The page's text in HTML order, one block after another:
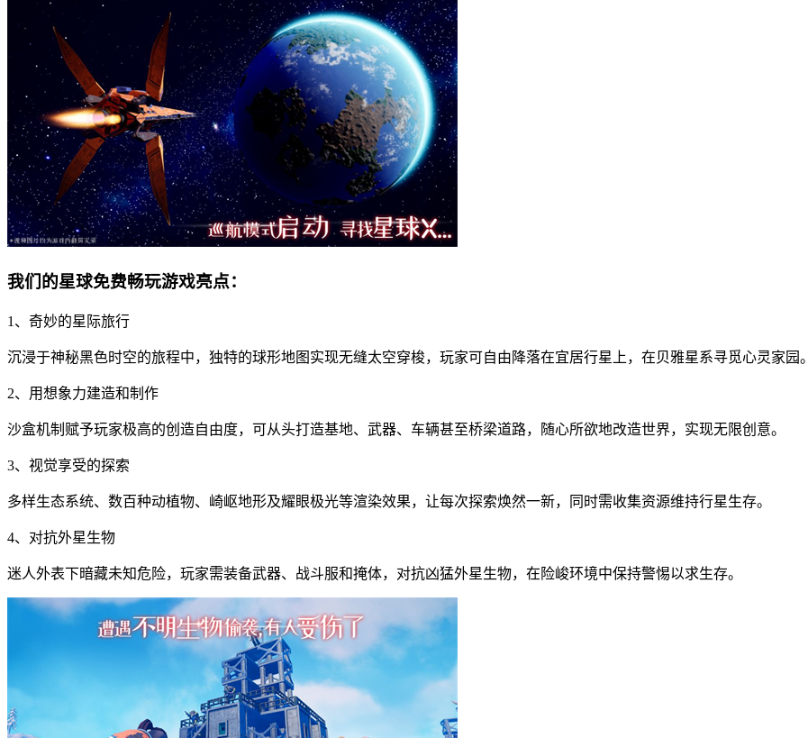
我们的星球免费畅玩游戏亮点：
1、奇妙的星际旅行
沉浸于神秘黑色时空的旅程中，独特的球形地图实现无缝太空穿梭，玩家可自由降落在宜居行星上，在贝雅星系寻觅心灵家园。
2、用想象力建造和制作
沙盒机制赋予玩家极高的创造自由度，可从头打造基地、武器、车辆甚至桥梁道路，随心所欲地改造世界，实现无限创意。
3、视觉享受的探索
多样生态系统、数百种动植物、崎岖地形及耀眼极光等渲染效果，让每次探索焕然一新，同时需收集资源维持行星生存。
4、对抗外星生物
迷人外表下暗藏未知危险，玩家需装备武器、战斗服和掩体，对抗凶猛外星生物，在险峻环境中保持警惕以求生存。